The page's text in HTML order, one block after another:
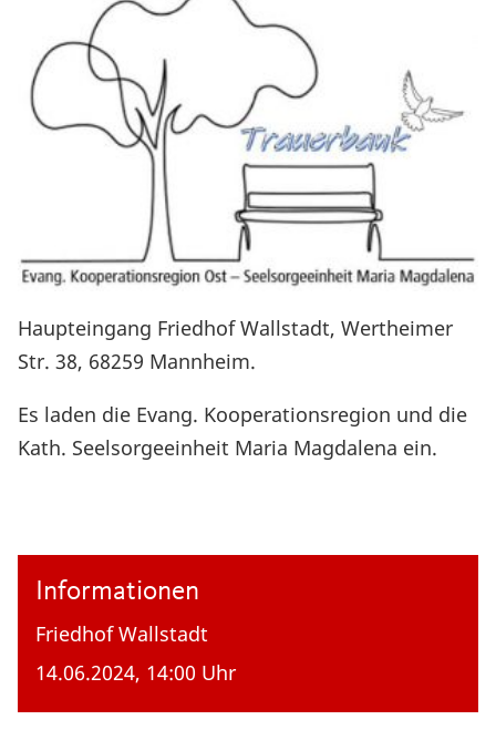
Haupteingang Friedhof Wallstadt, Wertheimer
Str. 38, 68259 Mannheim.
Es laden die Evang. Kooperationsregion und die
Kath. Seelsorgeeinheit Maria Magdalena ein.
Informationen
Friedhof Wallstadt
14.06.2024, 14:00 Uhr